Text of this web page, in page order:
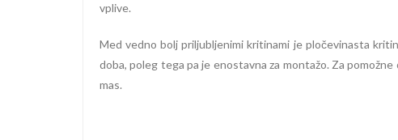
vplive.
Med vedno bolj priljubljenimi kritinami je pločevinasta
doba, poleg tega pa je enostavna za montažo. Za
mas.